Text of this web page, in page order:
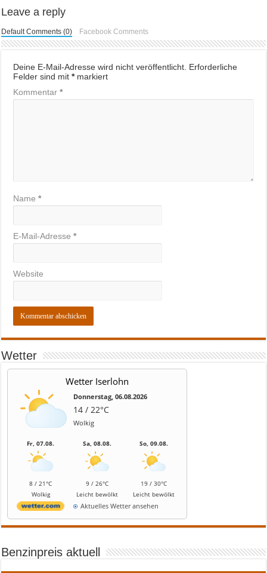
Leave a reply
Default Comments (0) Facebook Comments
Deine E-Mail-Adresse wird nicht veröffentlicht. Erforderliche
Felder sind mit*markiert
Kommentar*
Name*
E-Mail-Adresse*
Website
Wetter
Wetter Iserlohn
Donnerstag, 06.08.2026
14 / 22°C
Wolkig
Fr, 07.08.
8 / 21°C
Wolkig
Sa, 08.08.
9 / 26°C
Leicht bewölkt
So, 09.08.
19 / 30°C
Leicht bewölkt
Aktuelles Wetter ansehen
Benzinpreis aktuell